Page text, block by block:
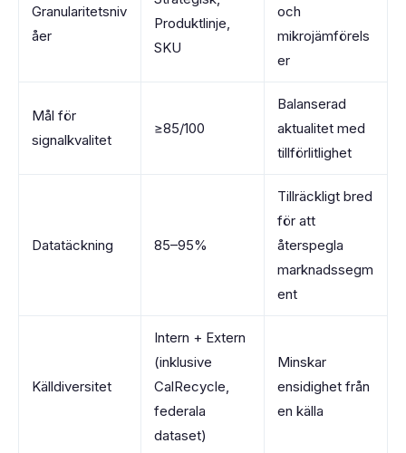
Granularitetsniv
åer
Produktlinje,
SKU
och
mikrojämförels
er
Mål för
signalkvalitet
≥85/100
Balanserad
aktualitet med
tillförlitlighet
Datatäckning 85–95%
Tillräckligt bred
för att
återspegla
marknadssegm
ent
Källdiversitet
Intern + Extern
(inklusive
CalRecycle,
federala
dataset)
Minskar
ensidighet från
en källa